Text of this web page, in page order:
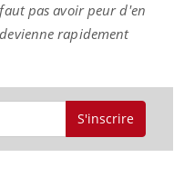
pas avoir peur d'en
rapidement
S'inscrire